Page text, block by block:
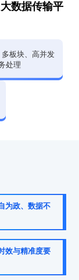
数据传输平
板块、高并发
处理
为政、数据不
效与精准度要